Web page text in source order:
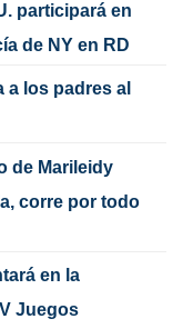
participará en
de NY en RD
a los padres al
de Marileidy
corre por todo
en la
Juegos